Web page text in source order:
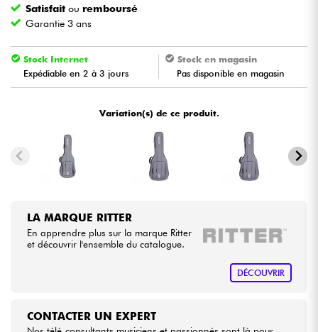
Violons & Quatuor
Eveil Musical
HiFi
Packs
Satisfait ou remboursé
Garantie 3 ans
Stock Internet
Expédiable en 2 à 3 jours
Stock en magasin
Pas disponible en magasin
Variation(s) de ce produit.
LA MARQUE RITTER
En apprendre plus sur la marque Ritter
et découvrir l'ensemble du catalogue.
DÉCOUVRIR
CONTACTER UN EXPERT